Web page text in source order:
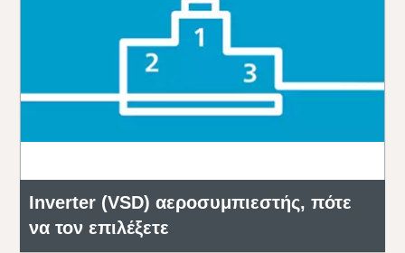
Inverter (VSD) αεροσυμπιεστής, πότε
να τον επιλέξετε